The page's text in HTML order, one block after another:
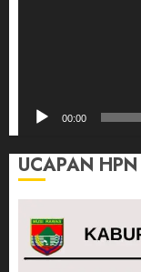
00:00
UCAPAN